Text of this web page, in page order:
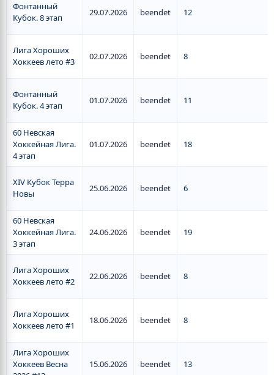
Фонтанный
Кубок. 8 этап
29.07.2026 beendet 12
Лига Хороших
Хоккеев лето #3
02.07.2026 beendet 8
Фонтанный
Кубок. 4 этап
01.07.2026 beendet 11
60 Невская
Хоккейная Лига.
4 этап
01.07.2026 beendet 18
XIV Кубок Терра
Новы
25.06.2026 beendet 6
60 Невская
Хоккейная Лига.
3 этап
24.06.2026 beendet 19
Лига Хороших
Хоккеев лето #2
22.06.2026 beendet 8
Лига Хороших
Хоккеев лето #1
18.06.2026 beendet 8
Лига Хороших
Хоккеев Весна
15.06.2026 beendet 13